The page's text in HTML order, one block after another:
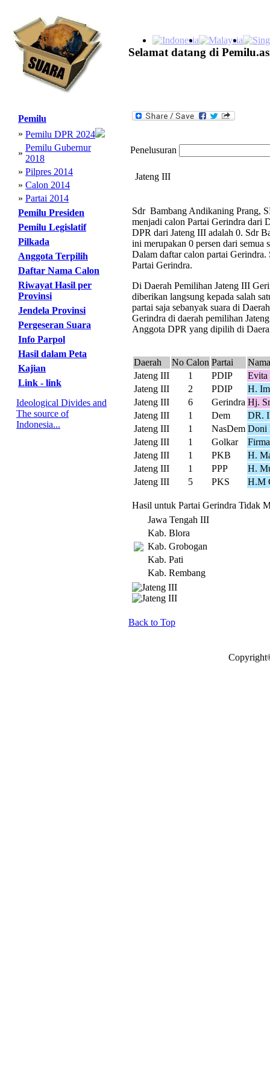
Selamat datang di
Pemilu
» Pemilu DPR 2024
»
Pemilu Gubernur
2018
» Pilpres 2014
» Calon 2014
» Partai 2014
Pemilu Presiden
Pemilu Legislatif
Pilkada
Anggota Terpilih
Daftar Nama Calon
Riwayat Hasil per
Provinsi
Jendela Provinsi
Pergeseran Suara
Info Parpol
Hasil dalam Peta
Kajian
Link - link
Ideological Divides and
The source of
Indonesia...
Penelusuran
Jateng III
Sdr Bambang Andikaning Prang,
menjadi calon Partai Gerindra dari
DPR dari Jateng III adalah 0. Sdr
ini merupakan 0 persen dari semua
Dalam daftar calon partai
Partai Gerindra.
Di Daerah Pemilihan Jateng III
diberikan langsung kepada salah
partai saja sebanyak suara di
Gerindra di daerah pemilihan
Anggota DPR yang dipilih di
Daerah No Calon Partai
Jateng III
1 PDIP
Evita
Jateng III
2 PDIP
H.
Jateng III
6 Gerindra Hj.
Jateng III
1 Dem
DR.
Jateng III
1 NasDem Doni
Jateng III
1 Golkar
Jateng III
1 PKB
H.
Jateng III
1 PPP
H.
Jateng III
5 PKS H.M
Hasil untuk Partai Gerindra Tidak
Jawa Tengah III
Kab. Blora
Kab. Grobogan
Kab. Pati
Kab. Rembang
Back to Top